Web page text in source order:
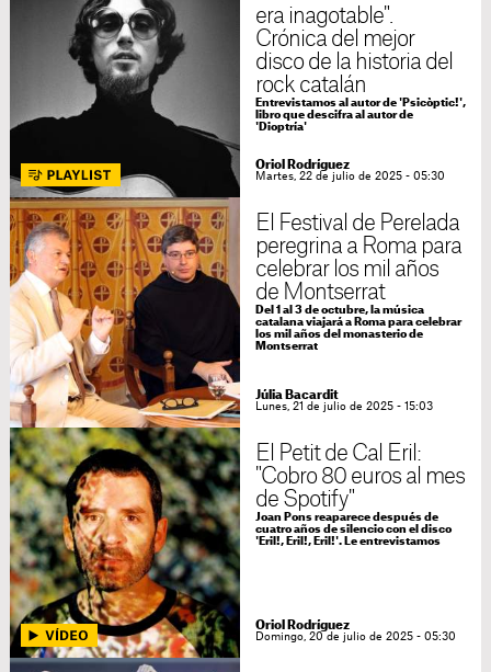
era inagotable".
Crónica del mejor
disco de la historia del
rock catalán
Entrevistamos al autor de 'Psicòptic!',
libro que descifra al autor de
'Dioptría'
Oriol Rodríguez
Martes, 22 de julio de 2025 - 05:30
El Festival de Perelada
peregrina a Roma para
celebrar los mil años
de Montserrat
Del 1 al 3 de octubre, la música
catalana viajará a Roma para celebrar
los mil años del monasterio de
Montserrat
Júlia Bacardit
Lunes, 21 de julio de 2025 - 15:03
El Petit de Cal Eril:
"Cobro 80 euros al mes
de Spotify"
Joan Pons reaparece después de
cuatro años de silencio con el disco
'Eril!, Eril!, Eril!'. Le entrevistamos
Oriol Rodríguez
Domingo, 20 de julio de 2025 - 05:30